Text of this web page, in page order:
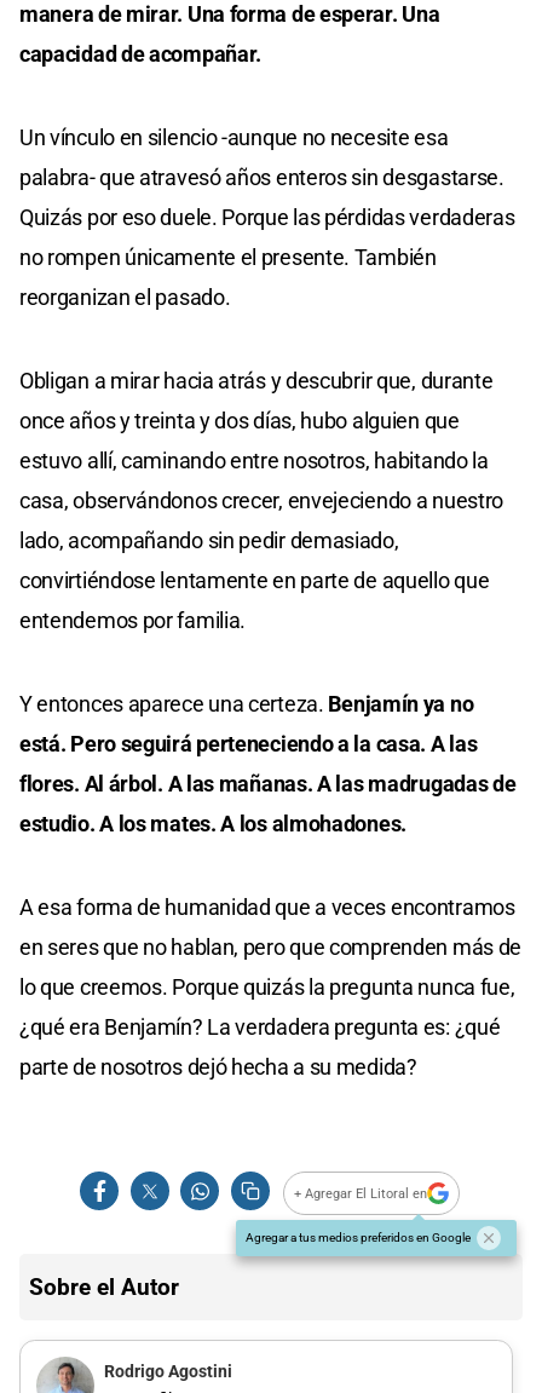
manera de mirar. Una forma de esperar. Una
capacidad de acompañar.
Un vínculo en silencio -aunque no necesite esa
palabra- que atravesó años enteros sin desgastarse.
Quizás por eso duele. Porque las pérdidas verdaderas
no rompen únicamente el presente. También
reorganizan el pasado.
Obligan a mirar hacia atrás y descubrir que, durante
once años y treinta y dos días, hubo alguien que
estuvo allí, caminando entre nosotros, habitando la
casa, observándonos crecer, envejeciendo a nuestro
lado, acompañando sin pedir demasiado,
convirtiéndose lentamente en parte de aquello que
entendemos por familia.
Y entonces aparece una certeza. Benjamín ya no
está. Pero seguirá perteneciendo a la casa. A las
flores. Al árbol. A las mañanas. A las madrugadas de
estudio. A los mates. A los almohadones.
A esa forma de humanidad que a veces encontramos
en seres que no hablan, pero que comprenden más de
lo que creemos. Porque quizás la pregunta nunca fue,
¿qué era Benjamín? La verdadera pregunta es: ¿qué
parte de nosotros dejó hecha a su medida?
+ Agregar El Litoral en
Agregar a tus medios preferidos en Google
Sobre el Autor
Rodrigo Agostini